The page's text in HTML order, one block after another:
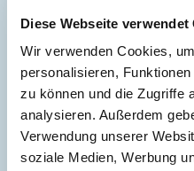
Diese Webseite verwendet
Wir verwenden Cookies,
personalisieren,
zu können und die Zugriffe
analysieren. Außerdem
Verwendung unserer
soziale Medien, Werbung
Weitere Informationen
Wesentlicher Energieträger